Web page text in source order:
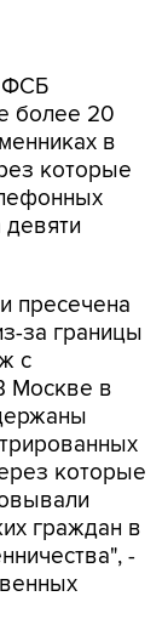
ФСБ
более 20
в
которые
пресечена
за границы
с
Москве в
которые
граждан в
-